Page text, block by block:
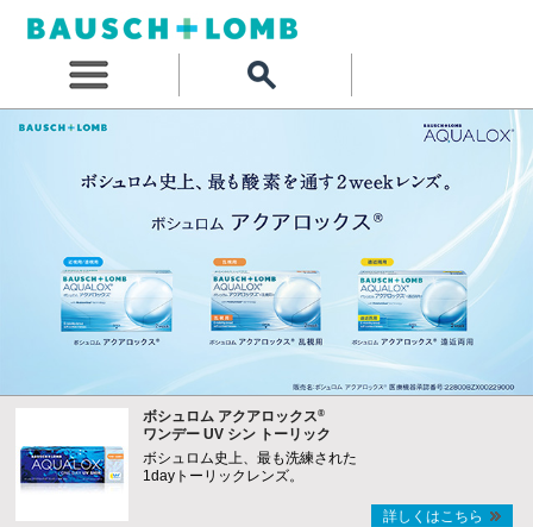
ボシュロム アクアロックス®
ワンデー UV シン トーリック
ボシュロム史上、最も洗練された
1dayトーリックレンズ。
詳しくはこちら